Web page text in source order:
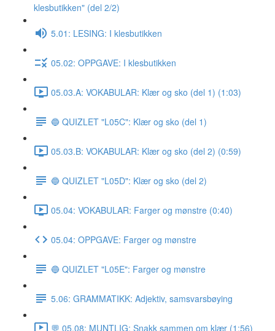
klesbutikken" (del 2/2)
5.01: LESING: I klesbutikken
05.02: OPPGAVE: I klesbutikken
05.03.A: VOKABULAR: Klær og sko (del 1) (1:03)
🔵 QUIZLET "L05C": Klær og sko (del 1)
05.03.B: VOKABULAR: Klær og sko (del 2) (0:59)
🔵 QUIZLET "L05D": Klær og sko (del 2)
05.04: VOKABULAR: Farger og mønstre (0:40)
05.04: OPPGAVE: Farger og mønstre
🔵 QUIZLET "L05E": Farger og mønstre
5.06: GRAMMATIKK: Adjektiv, samsvarsbøying
💬 05.08: MUNTLIG: Snakk sammen om klær (1:56)